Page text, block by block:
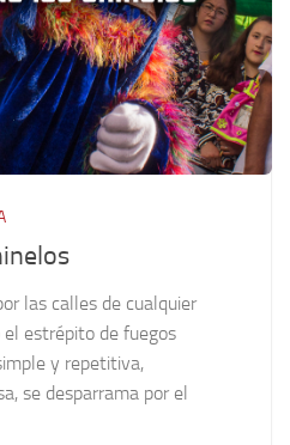
las calles de cualquier
estrépito de fuegos
y repetitiva,
se desparrama por el